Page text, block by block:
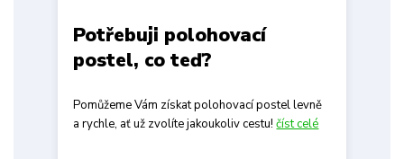
Potřebuji polohovací
postel, co teď?
Pomůžeme Vám získat polohovací postel levně
a rychle, ať už zvolíte jakoukoliv cestu!číst celé